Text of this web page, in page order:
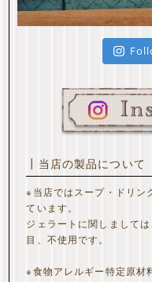
┃当店の製品について
※当店ではスープ・ドリン
ています。
ジェラートに関しまして
目、不使用です。
※食物アレルギー特定原材